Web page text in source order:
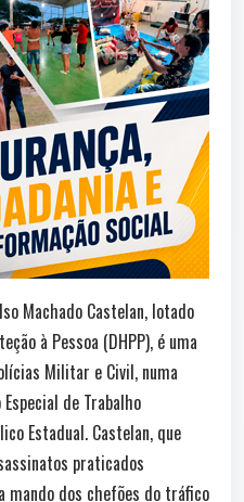
Machado Castelan, lotado
à Pessoa (DHPP), é uma
Militar e Civil, numa
de Trabalho
Estadual. Castelan, que
praticados
mando dos chefões do tráfico